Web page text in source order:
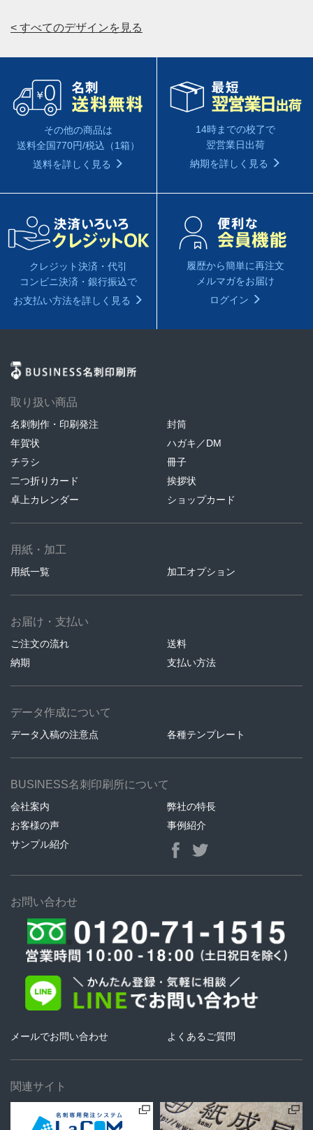
< すべてのデザインを見る
その他の商品は
送料全国770円/税込（1箱）
送料を詳しく見る
14時までの校了で
翌営業日出荷
納期を詳しく見る
クレジット決済・代引
コンビニ決済・銀行振込で
お支払い方法を詳しく見る
履歴から簡単に再注文
メルマガをお届け
ログイン
取り扱い商品
名刺制作・印刷発注
封筒
年賀状
ハガキ／DM
チラシ
冊子
二つ折りカード
挨拶状
卓上カレンダー
ショップカード
用紙・加工
用紙一覧 加工オプション
お届け・支払い
ご注文の流れ
送料
納期
支払い方法
データ作成について
データ入稿の注意点 各種テンプレート
BUSINESS名刺印刷所について
会社案内
弊社の特長
お客様の声
事例紹介
サンプル紹介
お問い合わせ
メールでお問い合わせ よくあるご質問
関連サイト